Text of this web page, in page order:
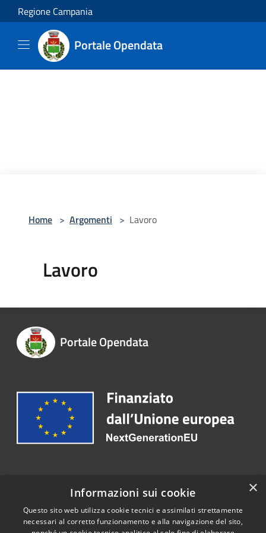
Salta al contenuto principale
Regione Campania
Portale Opendata
Home > Argomenti > Lavoro
Lavoro
Portale Opendata
Recapiti e contatti
Email: protocollo@comune.trentoladucenta.ce.it
×
Informazioni sui cookie
Questo sito web utilizza cookie tecnici e assimilati strettamente
necessari al corretto funzionamento e alla navigazione del sito,